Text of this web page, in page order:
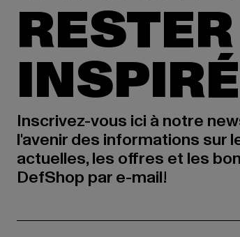
RESTER
Inscrivez-vous ici à notre
l'avenir des informations sur
actuelles, les offres et les
DefShop par e-mail!